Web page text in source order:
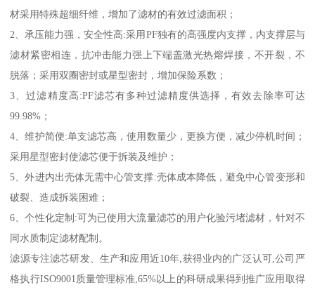
材采用特殊超细纤维，增加了滤材的有效过滤面积；
2、承压能力强，安全性高:采用PF独有的高强度内支撑，内支撑层与
滤材紧密相连，抗冲击能力强上下端盖激光热熔焊接，不开裂，不
脱落；采用双圈密封或星型密封，增加保险系数；
3、过滤精度高:PF滤芯有多种过滤精度供选择，有效去除率可达
99.98%；
4、维护简便:单支滤芯高，使用数量少，更换方便，减少停机时间；
采用星型密封使滤芯便于拆装及维护；
5、外进内出壳体无需中心管支撑:壳体成本降低，避免中心管变形和
破裂、造成拆装困难；
6、个性化定制:可为已使用大流量滤芯的用户化验污堵滤材，针对不
同水质制定滤材配制。
滤源专注滤芯研发、生产和应用近10年,获得业内的广泛认可,公司严
格执行ISO9001质量管理标准,65%以上的科研成果得到推广应用取得